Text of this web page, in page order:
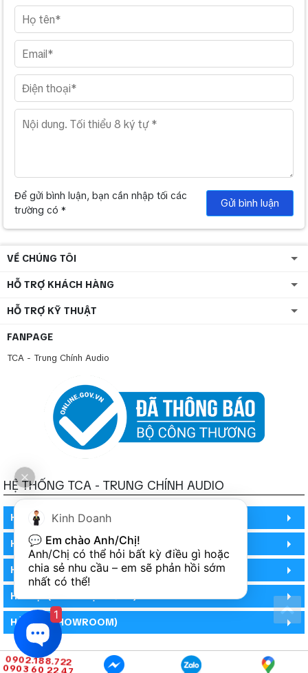
Để gửi bình luận, bạn cần nhập tối các
trường có *
Gửi bình luận
VỀ CHÚNG TÔI
HỖ TRỢ KHÁCH HÀNG
HỖ TRỢ KỸ THUẬT
FANPAGE
TCA - Trung Chính Audio
HỆ THỐNG TCA - TRUNG CHÍNH AUDIO
HỒ CHÍ MINH
HỒ CHÍ MINH
HỒ CHÍ MINH (PHÒNG BẢO HÀNH)
HÀ NỘI (DEMO HỆ THỐNG)
HÀ NỘI (SHOWROOM)
0902.188.722
0903 60 22 47
Kinh Doanh
💬 Em chào Anh/Chị!
Anh/Chị có thể hỏi bất kỳ điều gì hoặc
chia sẻ nhu cầu – em sẽ phản hồi sớm
nhất có thể!
1